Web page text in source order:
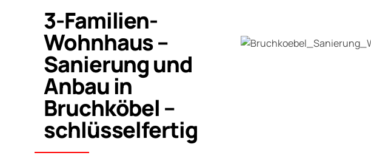
3-Familien-
Wohnhaus –
Sanierung und
Anbau in
Bruchköbel –
schlüsselfertig